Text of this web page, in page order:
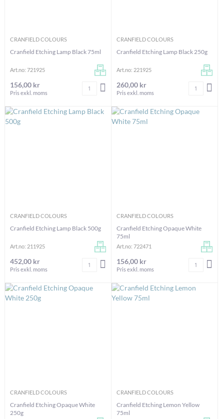
CRANFIELD COLOURS
Cranfield Etching Lamp Black 75ml
Art.no: 721925
156,00 kr
Pris exkl. moms
Antal LÄGG I VARUKORGEN
CRANFIELD COLOURS
Cranfield Etching Lamp Black 250g
Art.no: 221925
260,00 kr
Pris exkl. moms
Antal
CRANFIELD COLOURS
Cranfield Etching Lamp Black 500g
Art.no: 211925
452,00 kr
Pris exkl. moms
Antal LÄGG I VARUKORGEN
CRANFIELD COLOURS
Cranfield Etching Opaque White
75ml
Art.no: 722471
156,00 kr
Pris exkl. moms
Antal
CRANFIELD COLOURS
Cranfield Etching Opaque White
250g
CRANFIELD COLOURS
Cranfield Etching Lemon Yellow
75ml